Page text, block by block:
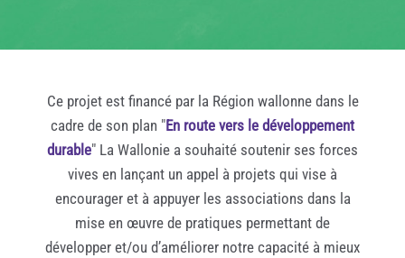
Ce projet est financé par la Région wallonne dans le
cadre de son plan "En route vers le développement
durable" La Wallonie a souhaité soutenir ses forces
vives en lançant un appel à projets qui vise à
encourager et à appuyer les associations dans la
mise en œuvre de pratiques permettant de
développer et/ou d’améliorer notre capacité à mieux